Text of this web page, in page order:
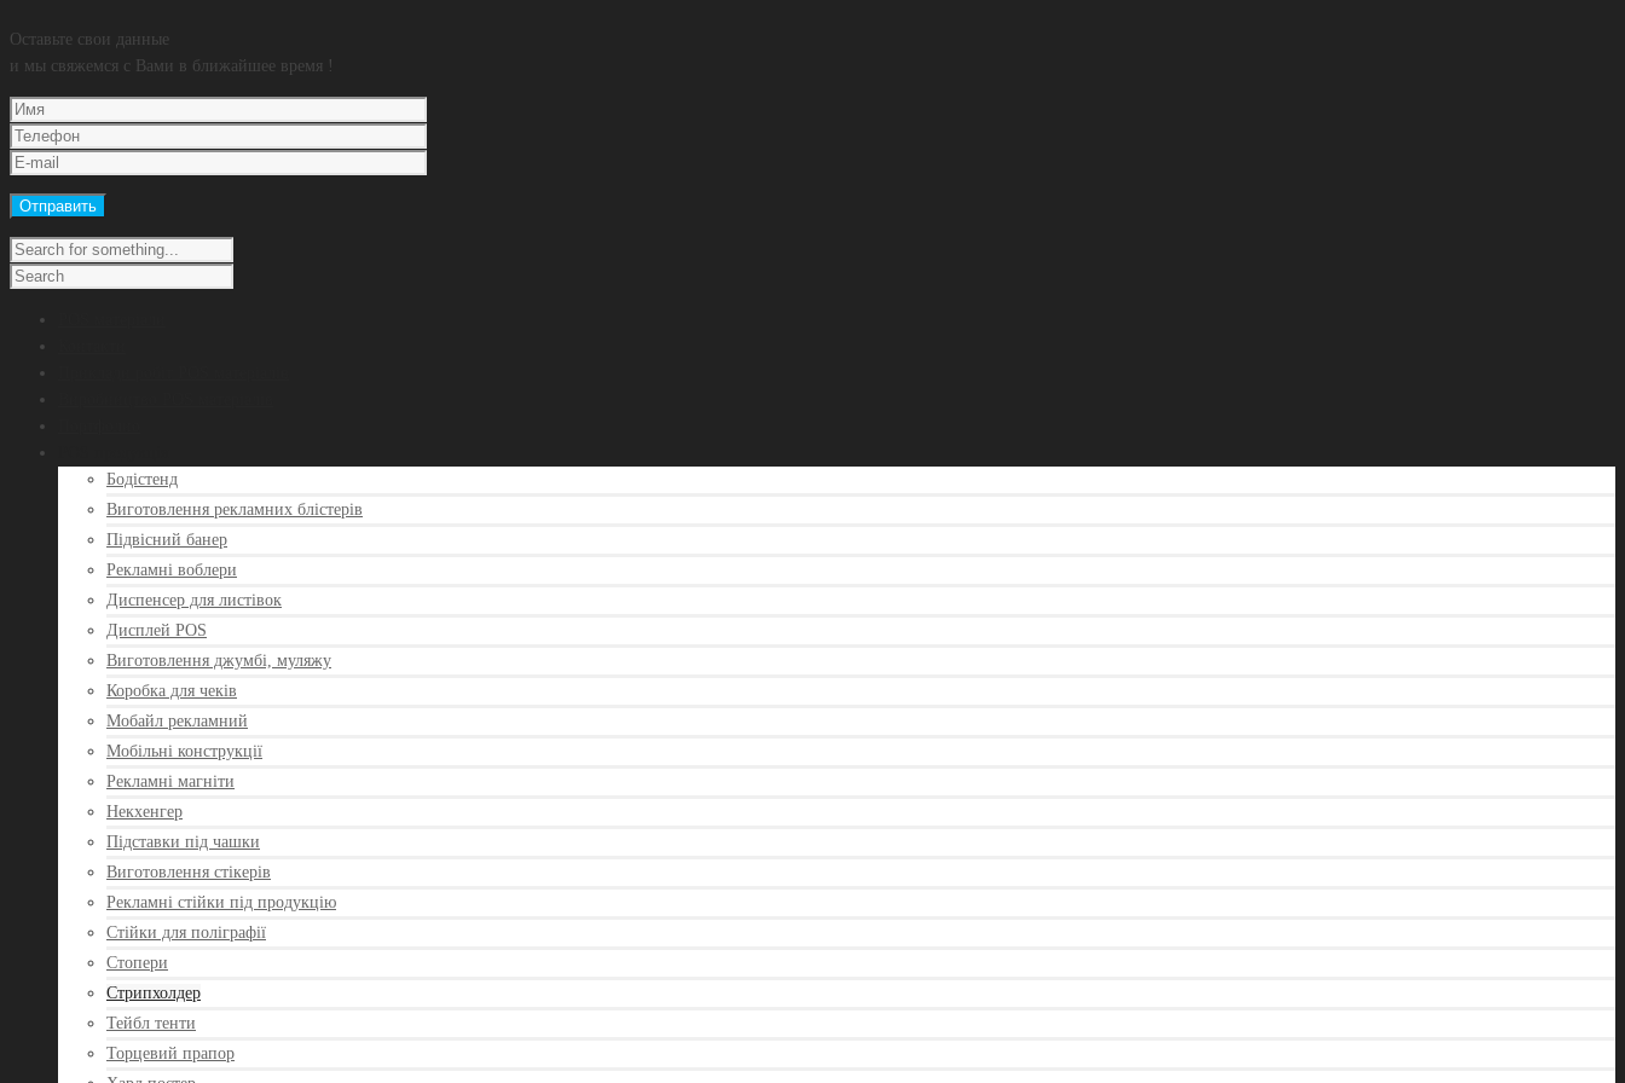
Оставьте свои данные
и мы свяжемся с Вами в ближайшее время !
Бодістенд
Виготовлення рекламних блістерів
Підвісний банер
Рекламні воблери
Диспенсер для листівок
Дисплей POS
Виготовлення джумбі, муляжу
Коробка для чеків
Мобайл рекламний
Мобільні конструкції
Рекламні магніти
Некхенгер
Підставки під чашки
Виготовлення стікерів
Рекламні стійки під продукцію
Стійки для поліграфії
Стопери
Стрипхолдер
Тейбл тенти
Торцевий прапор